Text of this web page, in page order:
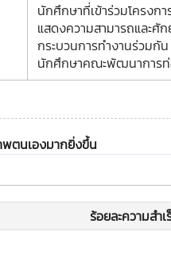
นักศึกษาที่เข้าร่วมโครงก
แสดงความสามารถและศั
กระบวนการทำงานร่วมกั
นักศึกษาคณะพัฒนาการท่
ตนเองมากยิ่งขึ้น
ร้อยละความสำ